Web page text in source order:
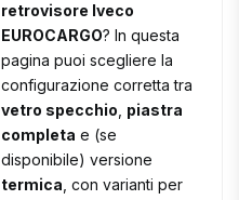
retrovisore Iveco
EUROCARGO? In questa
pagina puoi scegliere la
configurazione corretta tra
vetro specchio piastra
completa e (se
disponibile) versione
termica , con varianti per